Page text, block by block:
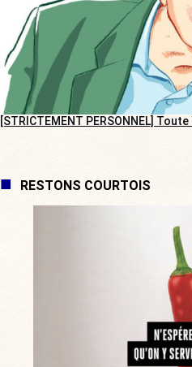
[STRICTEMENT PERSONNEL]
RESTONS COURTOIS